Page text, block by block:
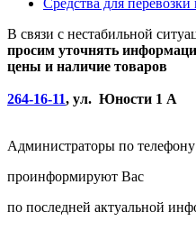
В связи с нестабильной
просим уточнять
цены и наличие товаров
264-16-11, ул. Юности 1 А
Администраторы по телефону
проинформируют Вас
по последней актуальной